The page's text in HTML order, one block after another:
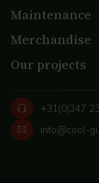
Maintenance
Merchandise
Our projects
+31(0)347
info@cool-